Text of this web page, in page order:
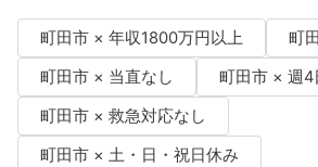
町田市 × 年収1800万円以上
町
町田市 × 当直なし
町田市 × 週4
町田市 × 救急対応なし
町田市 × 土・日・祝日休み